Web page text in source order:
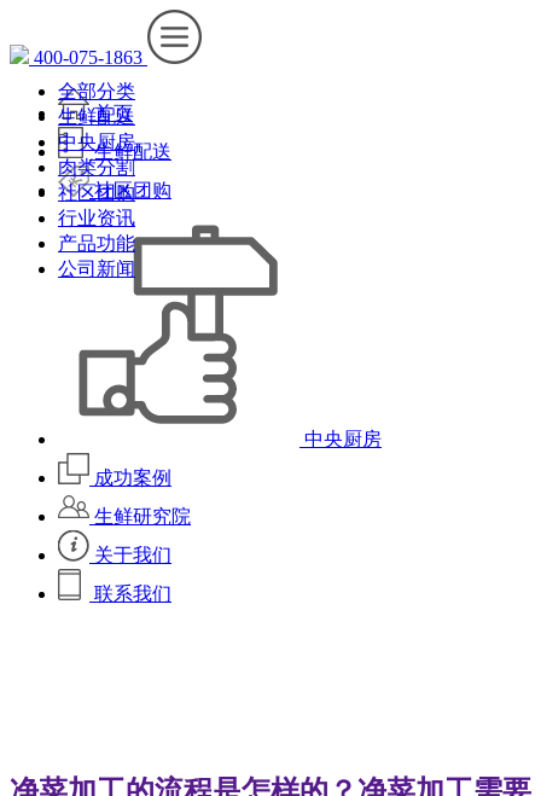
400-075-1863
首页
生鲜配送
社区团购
中央厨房
成功案例
生鲜研究院
关于我们
联系我们
全部分类
生鲜配送
中央厨房
肉类分割
社区团购
行业资讯
产品功能
公司新闻